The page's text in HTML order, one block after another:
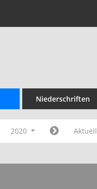
Niederschriften
2020 Aktuell